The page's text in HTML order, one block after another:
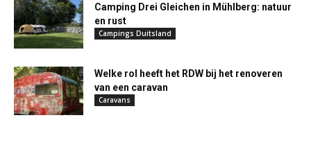
Camping Drei Gleichen in Mühlberg: natuur
en rust
Campings Duitsland
Welke rol heeft het RDW bij het renoveren
van een caravan
Caravans